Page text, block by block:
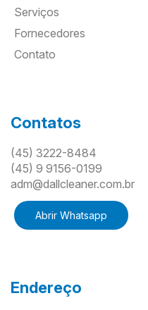
Serviços
Fornecedores
Contato
Contatos
(45) 3222-8484
(45) 9 9156-0199
adm@dallcleaner.com.br
Abrir Whatsapp
Endereço